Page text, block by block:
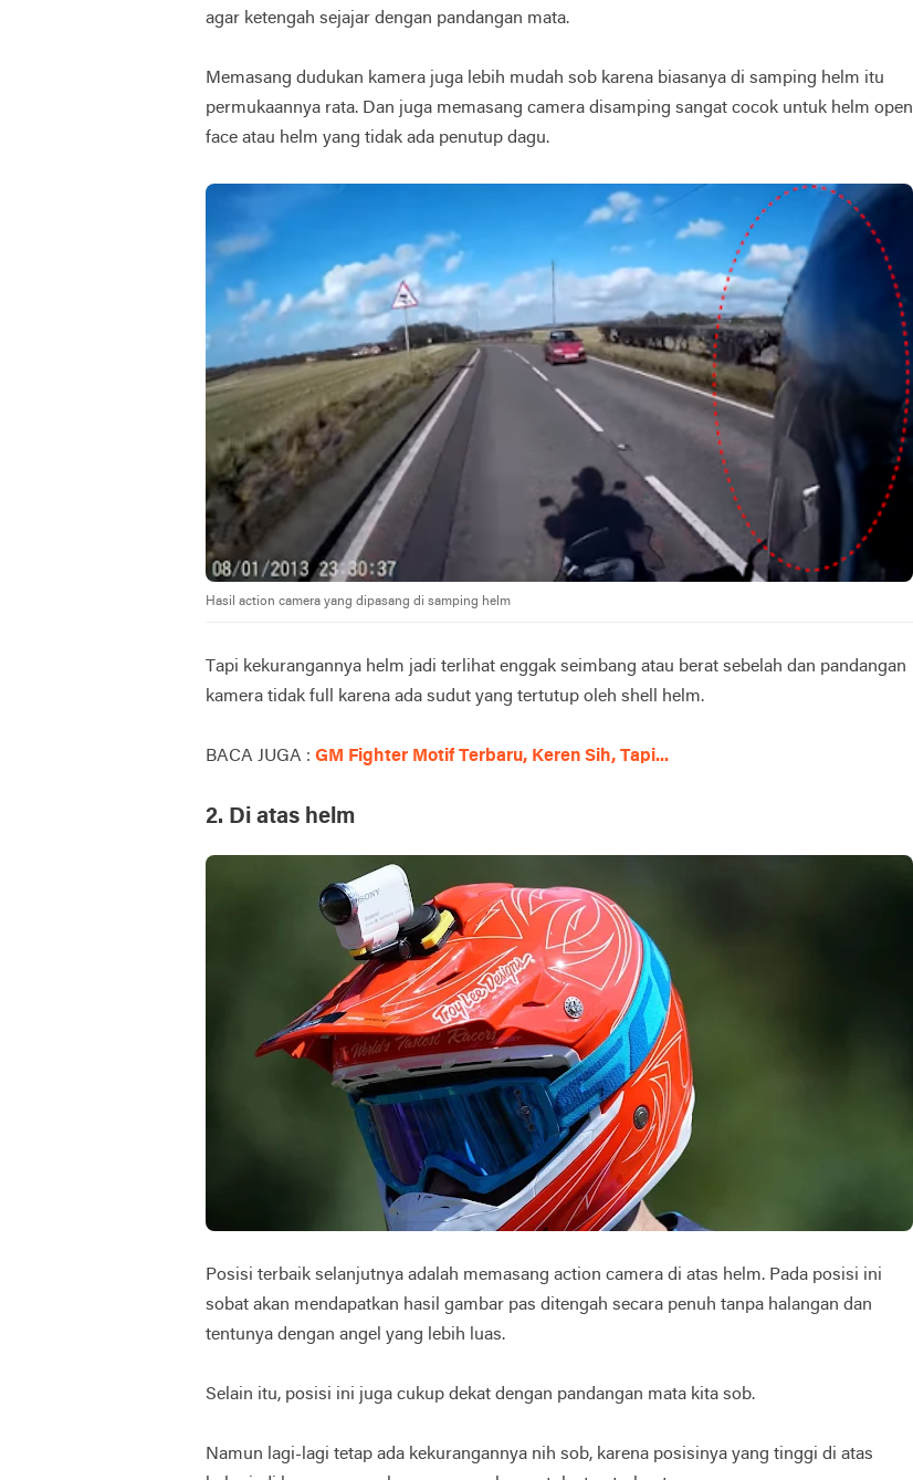
agar ketengah sejajar dengan pandangan mata.
Memasang dudukan kamera juga lebih mudah sob karena biasanya di samping helm itu
permukaannya rata. Dan juga memasang camera disamping sangat cocok untuk helm open
face atau helm yang tidak ada penutup dagu.
Hasil action camera yang dipasang di samping helm
Tapi kekurangannya helm jadi terlihat enggak seimbang atau berat sebelah dan pandangan
kamera tidak full karena ada sudut yang tertutup oleh shell helm.
BACA JUGA : GM Fighter Motif Terbaru, Keren Sih, Tapi...
2. Di atas helm
Posisi terbaik selanjutnya adalah memasang action camera di atas helm. Pada posisi ini
sobat akan mendapatkan hasil gambar pas ditengah secara penuh tanpa halangan dan
tentunya dengan angel yang lebih luas.
Selain itu, posisi ini juga cukup dekat dengan pandangan mata kita sob.
Namun lagi-lagi tetap ada kekurangannya nih sob, karena posisinya yang tinggi di atas